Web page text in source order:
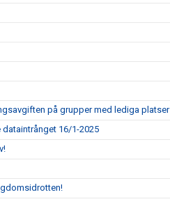
på grupper med lediga platser
16/1-2025